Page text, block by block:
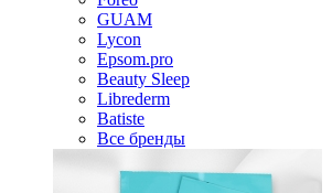
GUAM
Lycon
Epsom.pro
Beauty Sleep
Librederm
Batiste
Все бренды